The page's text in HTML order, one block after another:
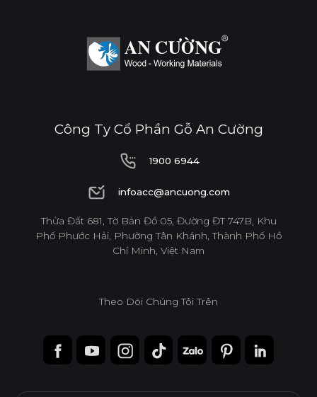
Độ dày(mm)
Kích thước(mm) 12 17
o o
Test/ ISO 12460-1).
Công Ty Cổ Phần Gỗ An Cường
1900 6944
1900 6944
infoacc@ancuong.com
infoacc@ancuong.com
Thửa Đất 681, Tờ Bản Đồ 05, Đường ĐT 747B, Khu
Phố Phước Hải, Phường Tân Khánh, Thành Phố Hồ
Chí Minh, Việt Nam
Theo Dõi Chúng Tôi Trên